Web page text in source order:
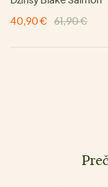
40,90 €
61,90 €